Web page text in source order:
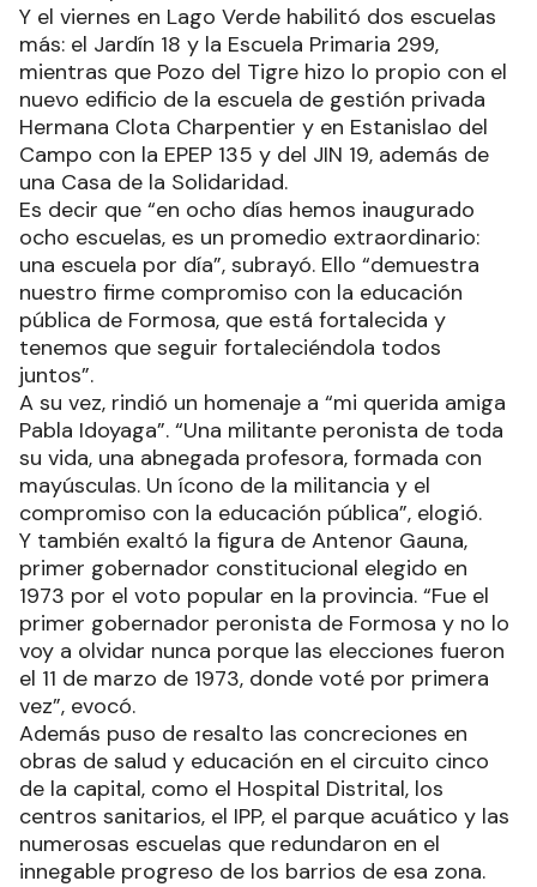
Y el viernes en Lago Verde habilitó dos escuelas
más: el Jardín 18 y la Escuela Primaria 299,
mientras que Pozo del Tigre hizo lo propio con el
nuevo edificio de la escuela de gestión privada
Hermana Clota Charpentier y en Estanislao del
Campo con la EPEP 135 y del JIN 19, además de
una Casa de la Solidaridad.
Es decir que “en ocho días hemos inaugurado
ocho escuelas, es un promedio extraordinario:
una escuela por día”, subrayó. Ello “demuestra
nuestro firme compromiso con la educación
pública de Formosa, que está fortalecida y
tenemos que seguir fortaleciéndola todos
juntos”.
A su vez, rindió un homenaje a “mi querida amiga
Pabla Idoyaga”. “Una militante peronista de toda
su vida, una abnegada profesora, formada con
mayúsculas. Un ícono de la militancia y el
compromiso con la educación pública”, elogió.
Y también exaltó la figura de Antenor Gauna,
primer gobernador constitucional elegido en
1973 por el voto popular en la provincia. “Fue el
primer gobernador peronista de Formosa y no lo
voy a olvidar nunca porque las elecciones fueron
el 11 de marzo de 1973, donde voté por primera
vez”, evocó.
Además puso de resalto las concreciones en
obras de salud y educación en el circuito cinco
de la capital, como el Hospital Distrital, los
centros sanitarios, el IPP, el parque acuático y las
numerosas escuelas que redundaron en el
innegable progreso de los barrios de esa zona.